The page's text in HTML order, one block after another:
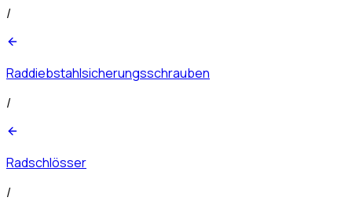
/
Raddiebstahlsicherungsschrauben
/
Radschlösser
/